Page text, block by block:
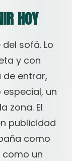
HOY
sofá. Lo
y con
entrar,
un
zona. El
publicidad
como
como un